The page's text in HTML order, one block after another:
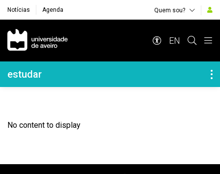
Notícias Agenda Quem sou?
Navegação Principal
EN
Navegação Lateral
estudar
No content to display